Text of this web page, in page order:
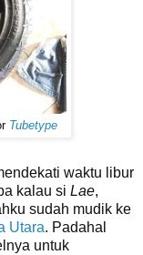
Tubetype
waktu libur
kalau si Lae,
sudah mudik ke
Utara. Padahal
untuk